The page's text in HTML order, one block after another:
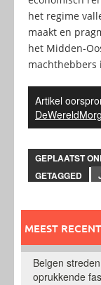
het regime
maakt en
het Midden-
machthebbers
Artikel
GEPLAATST
GETAGGED
MEEST
Belgen
oprukkende